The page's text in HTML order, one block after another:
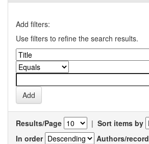
Add filters:
Use filters to refine the search results.
Results/Page | Sort items by
In order
Authors/record